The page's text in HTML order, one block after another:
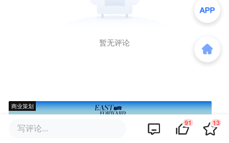
暂无评论
商业策划
写评论... 91 13